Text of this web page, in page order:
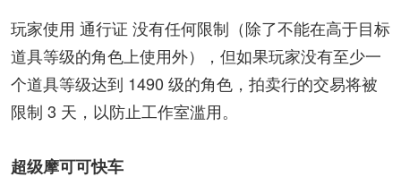
玩家使用 通行证 没有任何限制（除了不能在高于目标
道具等级的角色上使用外），但如果玩家没有至少一
个道具等级达到 1490 级的角色，拍卖行的交易将被
限制 3 天，以防止工作室滥用。
超级摩可可快车